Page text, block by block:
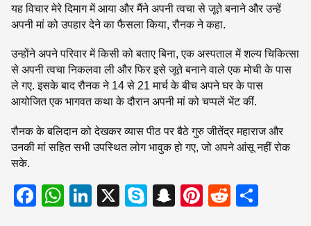
यह विचार मेरे दिमाग में आया और मैंने अपनी त्वचा से जूते बनाने और उन्हें
अपनी मां को उपहार देने का फैसला किया, रौनक ने कहा.
उन्होंने अपने परिवार में किसी को बताए बिना, एक अस्पताल में शल्य चिकित्सा
से अपनी त्वचा निकलवा ली और फिर इसे जूते बनाने वाले एक मोची के पास
ले गए. इसके बाद रौनक ने 14 से 21 मार्च के बीच अपने घर के पास
आयोजित एक भागवत कथा के दौरान अपनी मां को चप्पलें भेंट कीं.
रौनक के बलिदान को देखकर व्यास पीठ पर बैठे गुरु जीतेंद्र महाराज और
उनकी मां सहित सभी उपस्थित लोग भावुक हो गए, जो अपने आंसू नहीं रोक
सके.
F
W
Li
X
S
S
Pi
R